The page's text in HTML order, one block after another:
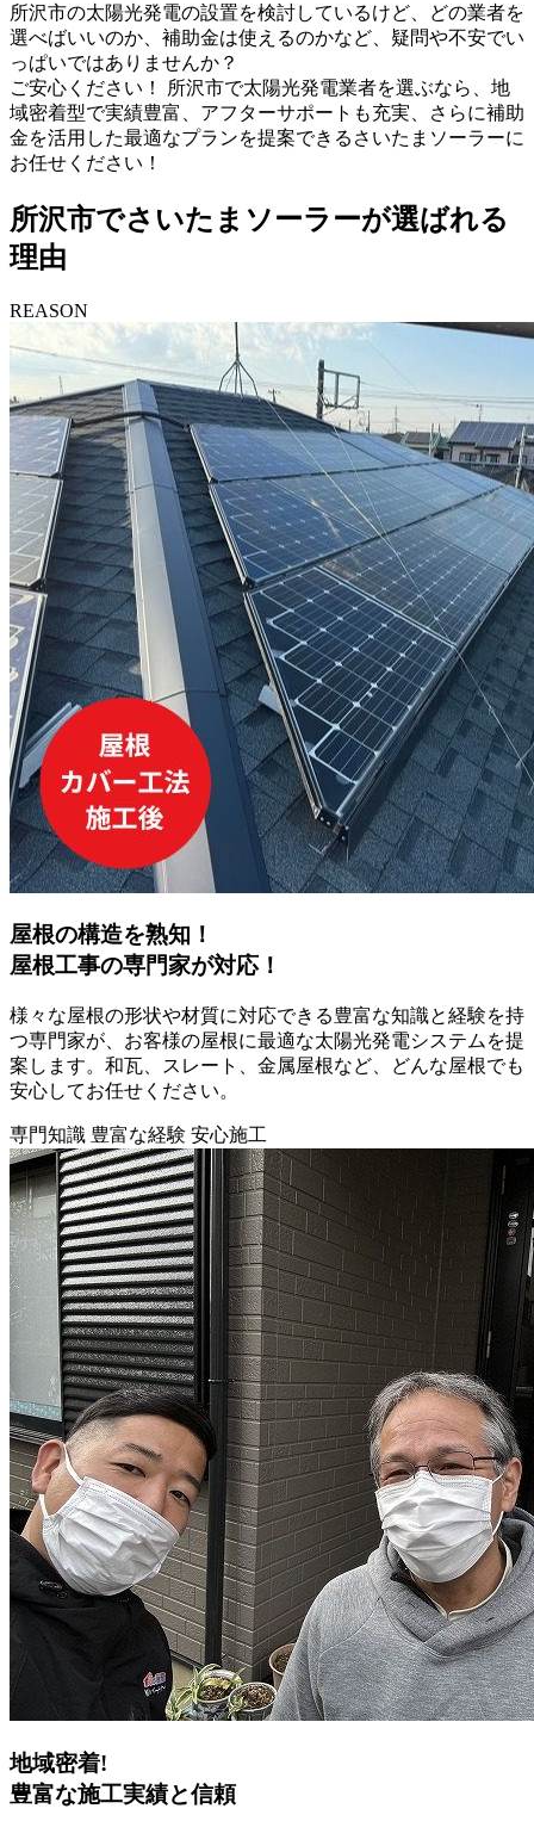
所沢市の太陽光発電の設置を検討しているけど、どの業者を
選べばいいのか、補助金は使えるのかなど、疑問や不安でい
っぱいではありませんか？
ご安心ください！ 所沢市で太陽光発電業者を選ぶなら、地
域密着型で実績豊富、アフターサポートも充実、さらに補助
金を活用した最適なプランを提案できるさいたまソーラーに
お任せください！
所沢市でさいたまソーラーが選ばれる
理由
REASON
屋根の構造を熟知！
屋根工事の専門家が対応！
様々な屋根の形状や材質に対応できる豊富な知識と経験を持
つ専門家が、お客様の屋根に最適な太陽光発電システムを提
案します。和瓦、スレート、金属屋根など、どんな屋根でも
安心してお任せください。
専門知識 豊富な経験 安心施工
地域密着!
豊富な施工実績と信頼